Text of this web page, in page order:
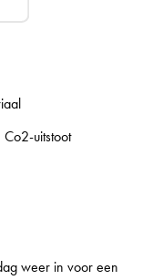
weer in voor een